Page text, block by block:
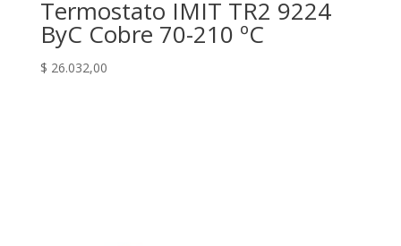
Termostato IMIT TR2 9224
ByC Cobre 70-210 ºC
$ 26.032,00